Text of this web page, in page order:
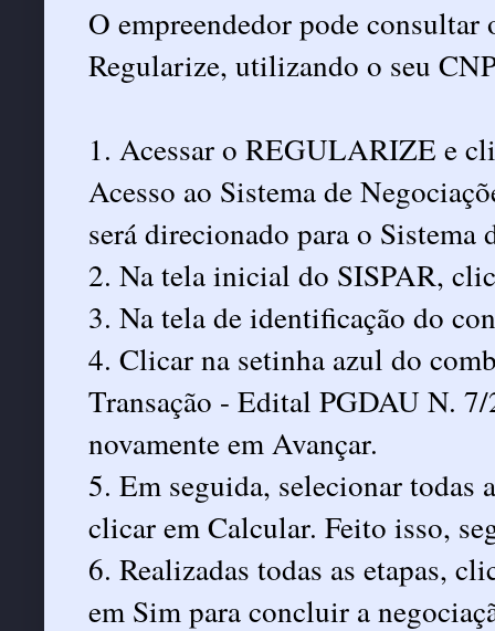
O empreendedor pode
Regularize, utilizando o seu
1. Acessar o REGULARIZE e
Acesso ao Sistema de
será direcionado para o Sistema
2. Na tela inicial do SISPAR,
3. Na tela de identificação do
4. Clicar na setinha azul do
Transação - Edital PGDAU N.
novamente em Avançar.
5. Em seguida, selecionar todas
clicar em Calcular. Feito isso,
6. Realizadas todas as etapas,
em Sim para concluir a